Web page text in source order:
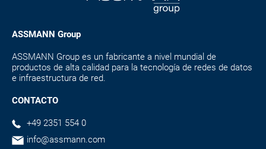
ASSMANN Group
ASSMANN Group es un fabricante a nivel mundial de
productos de alta calidad para la tecnología de redes de datos
e infraestructura de red.
CONTACTO
+49 2351 554 0
info@assmann.com